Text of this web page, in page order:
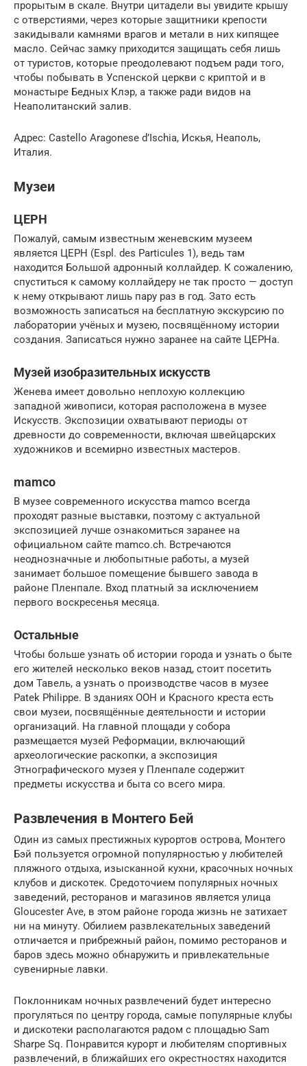
прорытым в скале. Внутри цитадели вы увидите крышу
с отверстиями, через которые защитники крепости
закидывали камнями врагов и метали в них кипящее
масло. Сейчас замку приходится защищать себя лишь
от туристов, которые преодолевают подъем ради того,
чтобы побывать в Успенской церкви с криптой и в
монастыре Бедных Клэр, а также ради видов на
Неаполитанский залив.
Адрес: Castello Aragonese d’Ischia, Искья, Неаполь,
Италия.
Музеи
ЦЕРН
Пожалуй, самым известным женевским музеем
является ЦЕРН (Espl. des Particules 1), ведь там
находится Большой адронный коллайдер. К сожалению,
спуститься к самому коллайдеру не так просто — доступ
к нему открывают лишь пару раз в год. Зато есть
возможность записаться на бесплатную экскурсию по
лаборатории учёных и музею, посвящённому истории
создания. Записаться нужно заранее на сайте ЦЕРНа.
Музей изобразительных искусств
Женева имеет довольно неплохую коллекцию
западной живописи, которая расположена в музее
Искусств. Экспозиции охватывают периоды от
древности до современности, включая швейцарских
художников и всемирно известных мастеров.
mamco
В музее современного искусства mamco всегда
проходят разные выставки, поэтому с актуальной
экспозицией лучше ознакомиться заранее на
официальном сайте mamco.ch. Встречаются
неоднозначные и любопытные работы, а музей
занимает большое помещение бывшего завода в
районе Пленпале. Вход платный за исключением
первого воскресенья месяца.
Остальные
Чтобы больше узнать об истории города и узнать о быте
его жителей несколько веков назад, стоит посетить
дом Тавель, а узнать о производстве часов в музее
Patek Philippe. В зданиях ООН и Красного креста есть
свои музеи, посвящённые деятельности и истории
организаций. На главной площади у собора
размещается музей Реформации, включающий
археологические раскопки, а экспозиция
Этнографического музея у Пленпале содержит
предметы искусства и быта со всего мира.
Развлечения в Монтего Бей
Один из самых престижных курортов острова, Монтего
Бэй пользуется огромной популярностью у любителей
пляжного отдыха, изысканной кухни, красочных ночных
клубов и дискотек. Средоточием популярных ночных
заведений, ресторанов и магазинов является улица
Gloucester Ave, в этом районе города жизнь не затихает
ни на минуту. Обилием развлекательных заведений
отличается и прибрежный район, помимо ресторанов и
баров здесь можно обнаружить и привлекательные
сувенирные лавки.
Поклонникам ночных развлечений будет интересно
прогуляться по центру города, самые популярные клубы
и дискотеки располагаются радом с площадью Sam
Sharpe Sq. Понравится курорт и любителям спортивных
развлечений, в ближайших его окрестностях находится